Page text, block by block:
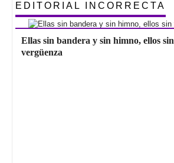
EDITORIAL INCORRECTA
Ellas sin bandera y sin himno, ellos sin
vergüenza